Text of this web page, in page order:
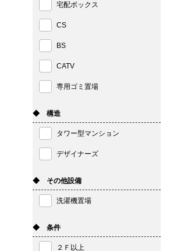
宅配ボックス
CS
BS
CATV
専用ゴミ置場
◆ 構造
タワー型マンション
デザイナーズ
◆ その他設備
洗濯機置場
◆ 条件
２Ｆ以上